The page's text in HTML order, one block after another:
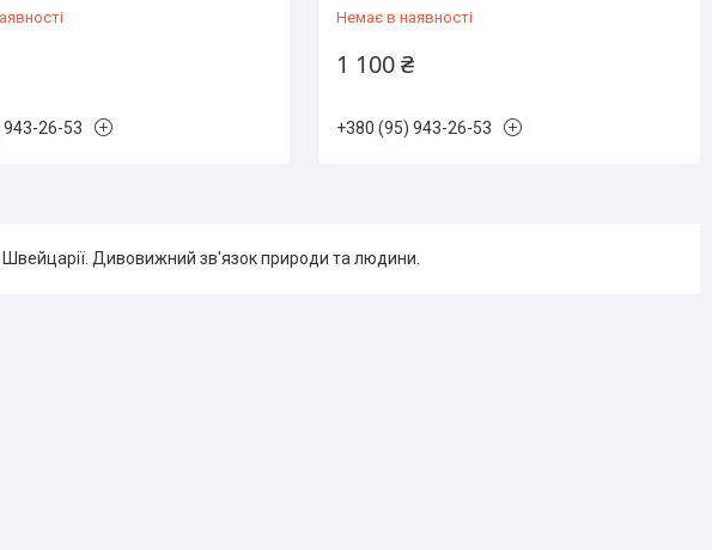
943-26-53
Немає в наявності
1 100 ₴
+380 (95) 943-26-53
Швейцарії. Дивовижний зв'язок природи та людини.